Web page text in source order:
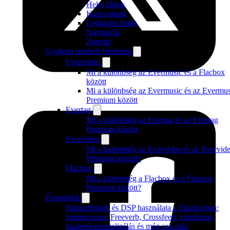
Helyi fájlok
Kapcsolatok
Lejátszási listák
Navigáció
Zenetár
Gyakran ismételt kérdések
Evermusic
Mi a különbség az Evermusic és a Flacbox
között
Mi a különbség az Evermusic és az
Premium között
Evertag
Mi a különbség az Evertag és az Evertag
Premium között
Evervideo
Mi a különbség az Evervideo és az
Prémium között?
Flacbox
Mi a különbség a Flacbox és a Flacbox
Premium között?
Útmutatók
Hangeffektek és DSP használata a Flacboxban:
kompresszor, Freeverb, Crossfeed, visszhang,
hangerő-normalizálás és még sok más